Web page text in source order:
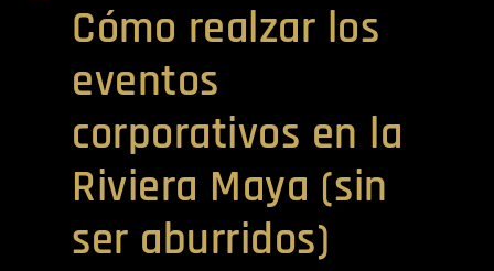
Cómo realzar los
eventos
corporativos en la
Riviera Maya (sin
ser aburridos)